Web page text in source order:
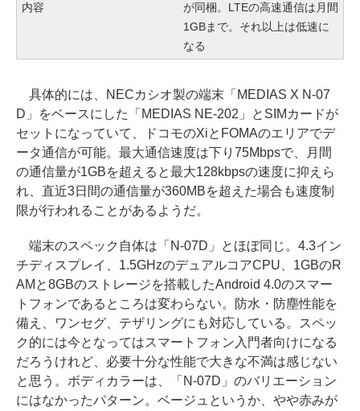
内容
が同梱。LTEの高速通信は月間
1GBまで。それ以上は低速に
なる
具体的には、NECカシオ製の端末「MEDIAS X N-07
D」をベースにした「MEDIAS NE-202」とSIMカードが
セットになっていて、ドコモのXiとFOMAのエリアでデ
ータ通信が可能。最大通信速度は下り75Mbpsで、月間
の通信量が1GBを超えると最大128kbpsの速度に抑えら
れ、直近3日間の通信量が360MBを超えた場合も速度制
限が行われることがあるようだ。
端末のスペック自体は「N-07D」とほぼ同じ。4.3イン
チディスプレイ、1.5GHzのデュアルコアCPU、1GBのR
AMと8GBのストレージを搭載したAndroid 4.0のスマー
トフォンであるところは変わらない。防水・防塵性能を
備え、ワンセグ、テザリングにも対応している。スペッ
ク的には今となってはスマートフォン入門者向けになる
だろうけれど、必要十分な性能で大きな不満は感じない
と思う。ボディカラーは、「N-07D」のバリエーション
にはなかったパターン。ベージュというか、やや赤みが